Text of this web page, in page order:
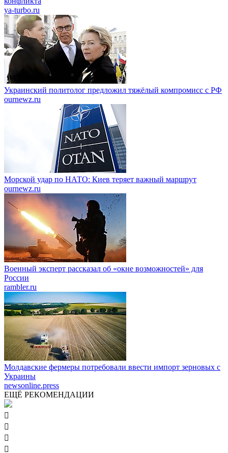
ya-turbo.ru
Украинский политолог предложил тяжёлый компромисс с РФ
ournewz.ru
Морской удар по НАТО: Киев теряет важный маршрут
ournewz.ru
Военный эксперт рассказал об «окне возможностей» для
России
rambler.ru
Молдавские фермеры потребовали ввести импорт зерновых с
Украины
newsonline.press
ЕЩЁ РЕКОМЕНДАЦИИ



